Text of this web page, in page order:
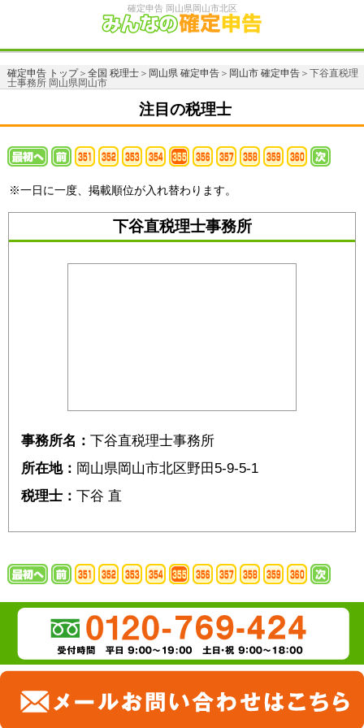
確定申告 岡山県岡山市北区
確定申告 トップ＞ 全国 税理士＞ 岡山県 確定申告＞ 岡山市 確定申告＞下谷直税理
士事務所 岡山県岡山市
注目の税理士
※一日に一度、掲載順位が入れ替わります。
下谷直税理士事務所
事務所名： 下谷直税理士事務所
所在地： 岡山県岡山市北区野田5-9-5-1
税理士： 下谷 直